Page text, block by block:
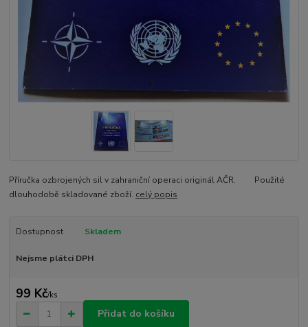
Příručka ozbrojených sil v zahraniční operaci originál AČR. Použité
dlouhodobě skladované zboží. celý popis
Dostupnost Skladem
Nejsme plátci DPH
99 Kč/ks
Přidat do košíku